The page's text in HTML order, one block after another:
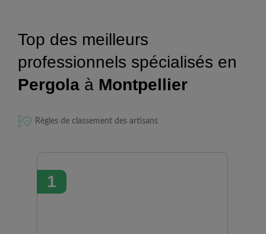
Top des meilleurs
professionnels spécialisés en
Pergola à Montpellier
Règles de classement des artisans
1